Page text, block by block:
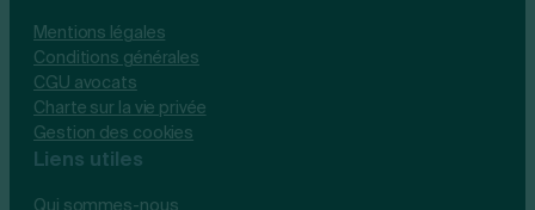
Mentions légales
Conditions générales
CGU avocats
Charte sur la vie privée
Gestion des cookies
Liens utiles
Qui sommes-nous